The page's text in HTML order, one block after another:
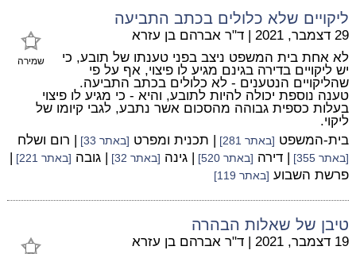
ליקויים שלא כלולים בכתב התביעה
שמירה
29 דצמבר, 2021 | ד"ר אברהם בן עזרא
לא אחת בית המשפט ניצב בפני טענתו של תובע, כי
יש ליקויים בדירה בגינם מגיע לו פיצוי, אף על פי
שהליקויים הנטענים - לא כלולים בכתב התביעה.
טענה נוספת יכולה להיות לתובע, והיא - כי מגיע לו פיצוי
בעלות כספית גבוהה מהסכום אשר נתבע, לגבי קיומו של
ליקוי.
בית-המשפט [באתר 281] | תכנית ומפרט [באתר 33] | רום ושלח
[באתר 355] | דירה [באתר 520] | גינה [באתר 32] | גובה [באתר 221]
|
פרשת השבוע [באתר 119]
טיבן של שאלות הבהרה
19 דצמבר, 2021 | ד"ר אברהם בן עזרא